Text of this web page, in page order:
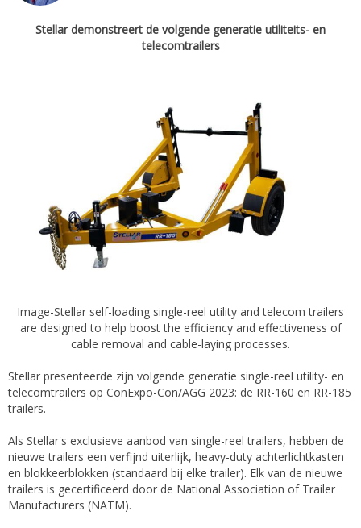
Stellar demonstreert de volgende generatie utiliteits- en
telecomtrailers
Image-Stellar self-loading single-reel utility and telecom trailers
are designed to help boost the efficiency and effectiveness of
cable removal and cable-laying processes.
Stellar presenteerde zijn volgende generatie single-reel utility- en
telecomtrailers op ConExpo-Con/AGG 2023: de RR-160 en RR-185
trailers.
Als Stellar's exclusieve aanbod van single-reel trailers, hebben de
nieuwe trailers een verfijnd uiterlijk, heavy-duty achterlichtkasten
en blokkeerblokken (standaard bij elke trailer). Elk van de nieuwe
trailers is gecertificeerd door de National Association of Trailer
Manufacturers (NATM).